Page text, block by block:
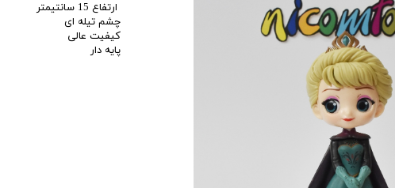
ارتفاع 15 سانتیمتر
چشم تیله ای
کیفیت عالی
پایه دار